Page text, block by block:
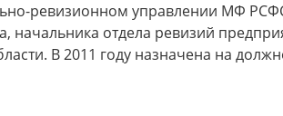
ревизионном управлении МФ
начальника отдела ревизий
В 2011 году назначена на